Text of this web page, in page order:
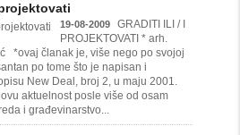
19-08-2009
GRADITI ILI / I
PROJEKTOVATI * arh.
*ovaj članak je, više nego po svojoj
po tome što je napisan i
New Deal, broj 2, u maju 2001.
aktuelnost posle više od osam
i građevinarstvo...